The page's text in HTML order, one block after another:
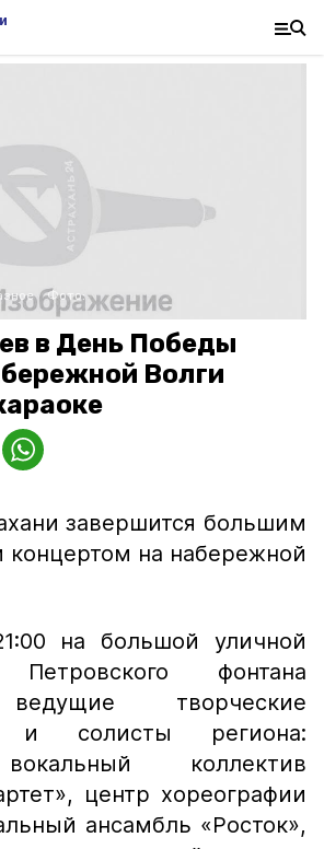
Фото:
в День Победы
Волги
завершится большим
концертом на набережной
на большой уличной
фонтана
творческие
и солисты региона:
коллектив
центр хореографии
ансамбль «Росток»,